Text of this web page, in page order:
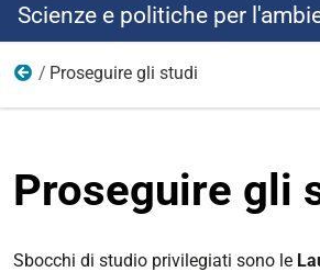
Scienze e politiche per
Dopo la laurea
Proseguire gli studi
Proseguire gli
Sbocchi di studio privilegiati sono le